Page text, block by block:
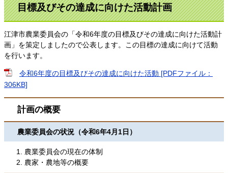
目標及びその達成に向けた活動計画
江津市農業委員会の「令和6年度の目標及びその達成に向けた活動計
画」を策定しましたので公表します。この目標の達成に向けて活動
を行います。
令和6年度の目標及びその達成に向けた活動 [PDFファイル：
306KB]
計画の概要
農業委員会の状況（令和6年4月1日）
農業委員会の現在の体制
農家・農地等の概要